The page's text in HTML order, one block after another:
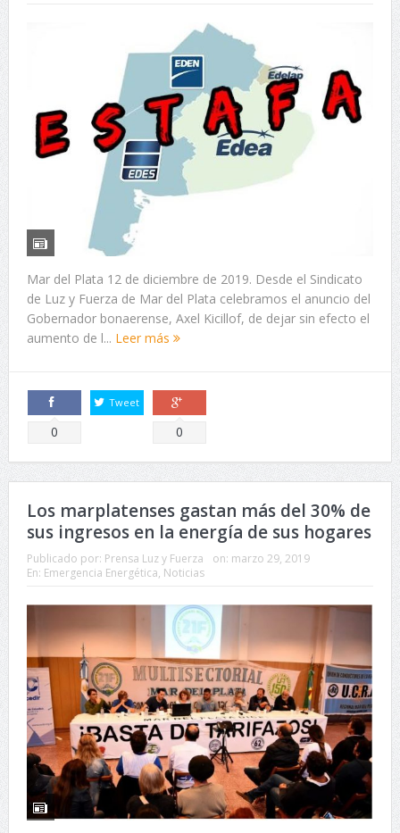
Mar del Plata 12 de diciembre de 2019. Desde el Sindicato
de Luz y Fuerza de Mar del Plata celebramos el anuncio del
Gobernador bonaerense, Axel Kicillof, de dejar sin efecto el
aumento de l... Leer más
Comparte
0
Tweet
Comparte
0
Los marplatenses gastan más del 30% de
sus ingresos en la energía de sus hogares
Publicado por: Prensa Luz y Fuerza on: marzo 29, 2019
En: Emergencia Energética, Noticias